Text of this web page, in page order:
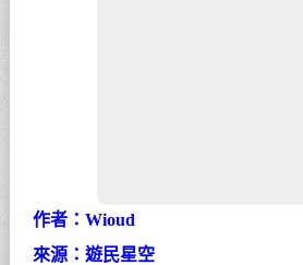
作者：Wioud
來源：遊民星空